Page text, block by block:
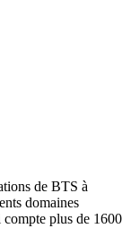
de BTS à
domaines
plus de 1600